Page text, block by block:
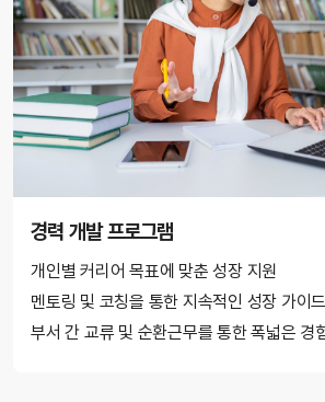
경력 개발 프로그램
개인별 커리어 목표에 맞춘 성장 지원
멘토링 및 코칭을 통한 지속적인 성장 가이드
부서 간 교류 및 순환근무를 통한 폭넓은 경